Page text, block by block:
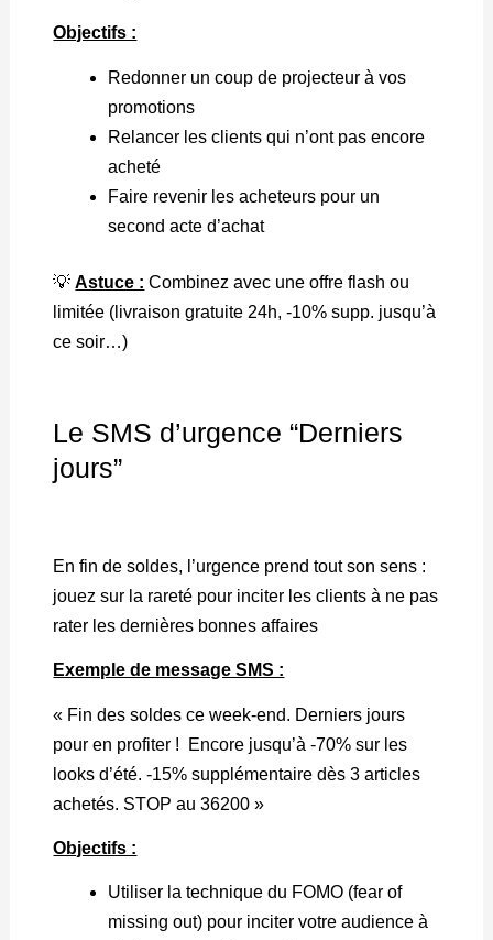
Objectifs :
Redonner un coup de projecteur à vos
promotions
Relancer les clients qui n’ont pas encore
acheté
Faire revenir les acheteurs pour un
second acte d’achat
💡Astuce : Combinez avec une offre flash ou
limitée (livraison gratuite 24h, -10% supp. jusqu’à
ce soir…)
Le SMS d’urgence “Derniers
jours”
En fin de soldes, l’urgence prend tout son sens :
jouez sur la rareté pour inciter les clients à ne pas
rater les dernières bonnes affaires
Exemple de message SMS :
« Fin des soldes ce week-end. Derniers jours
pour en profiter ! Encore jusqu’à -70% sur les
looks d’été. -15% supplémentaire dès 3 articles
achetés. STOP au 36200 »
Objectifs :
Utiliser la technique du FOMO (fear of
missing out) pour inciter votre audience à